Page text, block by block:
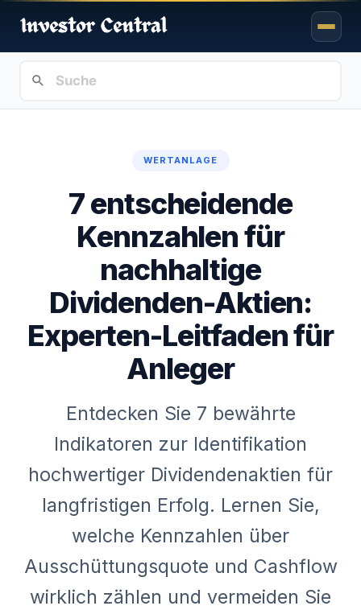
WERTANLAGE
7 entscheidende
Kennzahlen für
nachhaltige
Dividenden-Aktien:
Experten-Leitfaden für
Anleger
Entdecken Sie 7 bewährte
Indikatoren zur Identifikation
hochwertiger Dividendenaktien für
langfristigen Erfolg. Lernen Sie,
welche Kennzahlen über
Ausschüttungsquote und Cashflow
wirklich zählen und vermeiden Sie